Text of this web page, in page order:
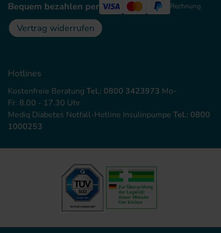
Bequem bezahlen per Rechnung
Vertrag widerrufen
Hotlines
Kostenfreie Beratung Tel.: 0800 3423973 Mo-
Fr: 8.00 - 17.30 Uhr
Mediq Diabetes Notfall-Hotline Insulinpumpe Tel.: 0800
1000253